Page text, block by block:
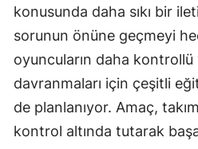
konusunda daha sıkı bir
sorunun önüne geçmeyi
oyuncuların daha
davranmaları için çeşitli
de planlanıyor. Amaç,
kontrol altında tutarak